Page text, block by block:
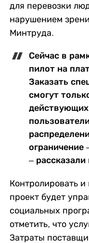
для перевозки
нарушением
Минтруда.
Сейчас в
пилот на
Заказать
смогут
ограничение
– рассказали
Контролировать
проект будет
социальных
отметить, что
Затраты